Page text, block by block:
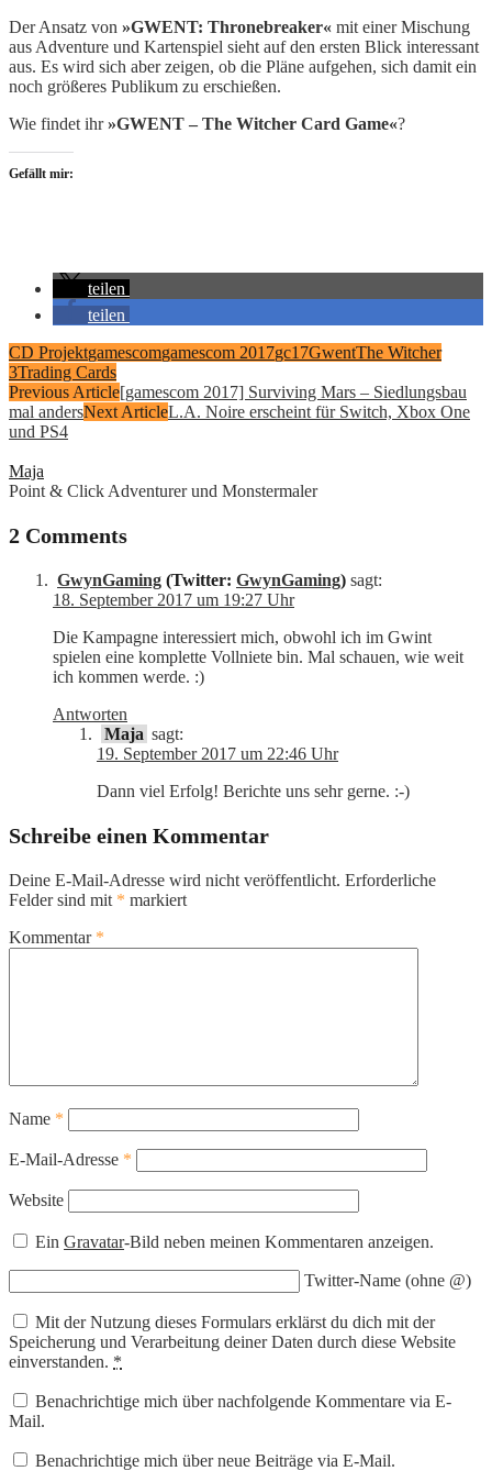
Der Ansatz von »GWENT: Thronebreaker« mit einer Mischung
aus Adventure und Kartenspiel sieht auf den ersten Blick interessant
aus. Es wird sich aber zeigen, ob die Pläne aufgehen, sich damit ein
noch größeres Publikum zu erschießen.
Wie findet ihr»GWENT – The Witcher Card Game«?
Gefällt mir:
teilen
teilen
CD Projektgamescomgamescom 2017gc17GwentThe Witcher
3Trading Cards
Previous Article[gamescom 2017] Surviving Mars – Siedlungsbau
mal andersNext ArticleL.A. Noire erscheint für Switch, Xbox One
und PS4
Maja
Point & Click Adventurer und Monstermaler
2 Comments
GwynGaming (Twitter: GwynGaming) sagt:
18. September 2017 um 19:27 Uhr
Die Kampagne interessiert mich, obwohl ich im Gwint
spielen eine komplette Vollniete bin. Mal schauen, wie weit
ich kommen werde. :)
Antworten
Maja sagt:
19. September 2017 um 22:46 Uhr
Dann viel Erfolg! Berichte uns sehr gerne. :-)
Schreibe einen Kommentar
Deine E-Mail-Adresse wird nicht veröffentlicht. Erforderliche
Felder sind mit * markiert
Kommentar *
Name *
E-Mail-Adresse *
Website
EinGravatar-Bild neben meinen Kommentaren anzeigen.
Twitter-Name (ohne @)
Mit der Nutzung dieses Formulars erklärst du dich mit der
Speicherung und Verarbeitung deiner Daten durch diese Website
einverstanden. *
Benachrichtige mich über nachfolgende Kommentare via E-
Mail.
Benachrichtige mich über neue Beiträge via E-Mail.